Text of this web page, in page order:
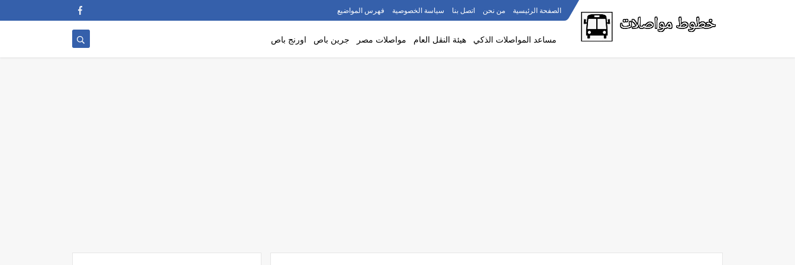
الصفحة الرئيسية من نحن اتصل بنا سياسة الخصوصية فهرس المواضيع
مساعد المواصلات الذكي هيئة النقل العام مواصلات مصر جرين باص اورنج باص